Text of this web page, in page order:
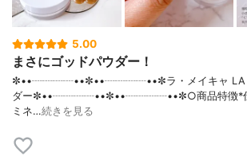
5.00
まさにゴッドパウダー！
✼••┈┈┈┈••✼••┈┈┈┈••✼ラ・メイキャ LA
ダー✼••┈┈┈┈••✼••┈┈┈┈••✼○商品特徴*仕
ミネ…続きを見る